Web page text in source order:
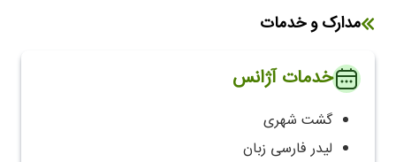
مدارک و خدمات
خدمات آژانس
گشت شهری
لیدر فارسی زبان